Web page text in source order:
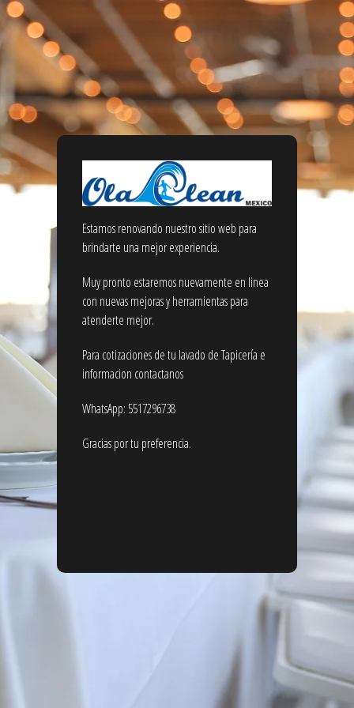
Estamos renovando nuestro sitio web para
brindarte una mejor experiencia.
Muy pronto estaremos nuevamente en linea
con nuevas mejoras y herramientas para
atenderte mejor.
Para cotizaciones de tu lavado de Tapicería e
informacion contactanos
WhatsApp: 5517296738
Gracias por tu preferencia.